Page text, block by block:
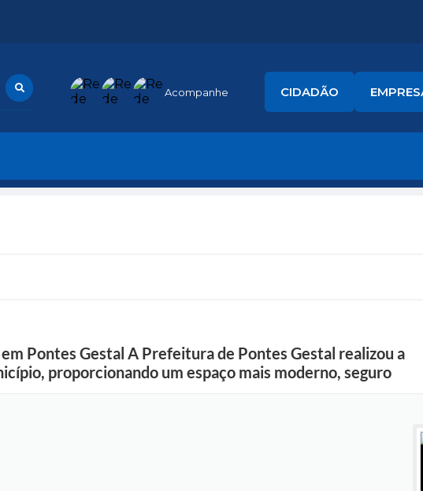
Acompanhe CIDADÃO
Pontes Gestal A Prefeitura de Pontes Gestal realizou a
proporcionando um espaço mais moderno, seguro